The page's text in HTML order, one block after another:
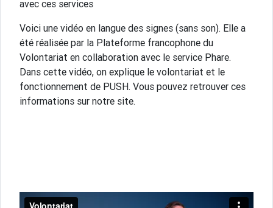
avec ces services
Voici une vidéo en langue des signes (sans son). Elle a
été réalisée par la Plateforme francophone du
Volontariat en collaboration avec le service Phare.
Dans cette vidéo, on explique le volontariat et le
fonctionnement de PUSH. Vous pouvez retrouver ces
informations sur notre site.